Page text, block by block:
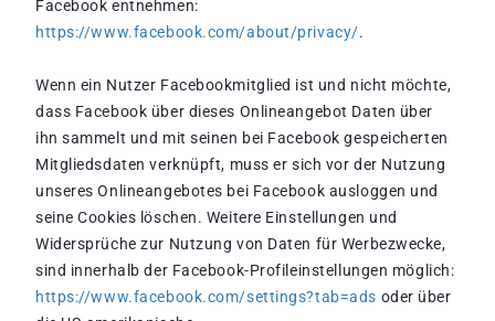
Facebook entnehmen:
https://www.facebook.com/about/privacy/.
Wenn ein Nutzer Facebookmitglied ist und nicht möchte,
dass Facebook über dieses Onlineangebot Daten über
ihn sammelt und mit seinen bei Facebook gespeicherten
Mitgliedsdaten verknüpft, muss er sich vor der Nutzung
unseres Onlineangebotes bei Facebook ausloggen und
seine Cookies löschen. Weitere Einstellungen und
Widersprüche zur Nutzung von Daten für Werbezwecke,
sind innerhalb der Facebook-Profileinstellungen möglich:
https://www.facebook.com/settings?tab=ads oder über